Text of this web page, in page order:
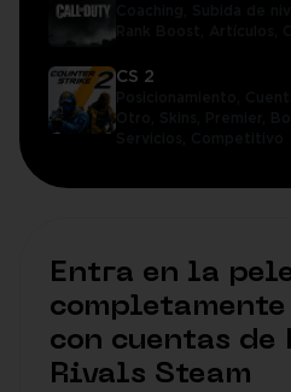
CS 2
Entra en la
con cuentas de
Rivals Steam